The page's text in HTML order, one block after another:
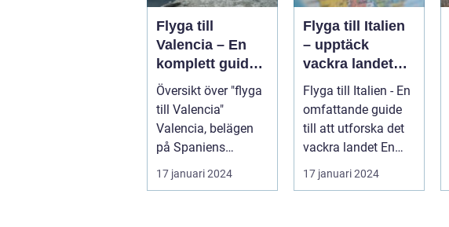
Flyga till
Valencia – En
komplett guide
till din resa
Översikt över "flyga
till Valencia"
Valencia, belägen
på Spaniens
östkust, är en
populär destinatio...
17 januari 2024
Flyga till Italien
– upptäck
vackra landet
och dess
mångfald
Flyga till Italien - En
omfattande guide
till att utforska det
vackra landet En
övergripande, grun...
17 januari 2024